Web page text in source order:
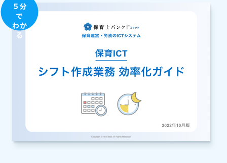
５分
で
わか
る